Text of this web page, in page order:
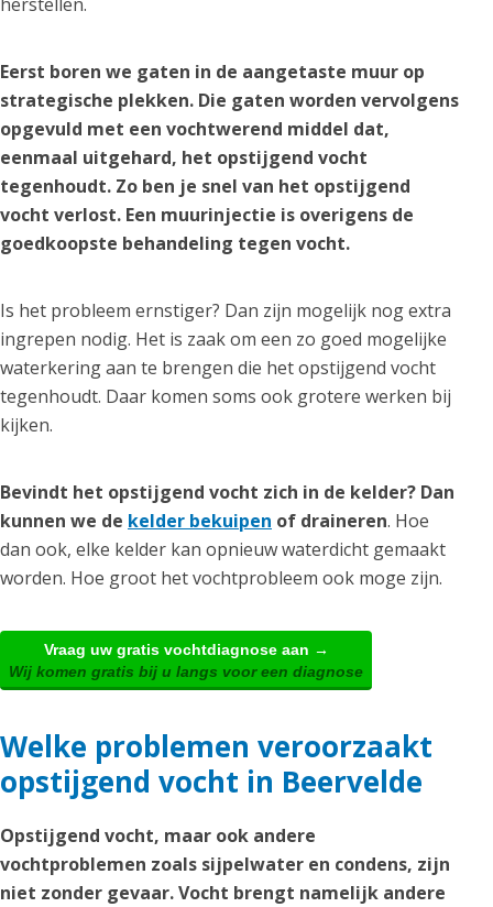
Eerst boren we gaten in de aangetaste muur op
strategische plekken. Die gaten worden vervolgens
opgevuld met een vochtwerend middel dat,
eenmaal uitgehard, het opstijgend vocht
tegenhoudt. Zo ben je snel van het opstijgend
vocht verlost. Een muurinjectie is overigens de
goedkoopste behandeling tegen vocht.
Is het probleem ernstiger? Dan zijn mogelijk nog extra
ingrepen nodig. Het is zaak om een zo goed mogelijke
waterkering aan te brengen die het opstijgend vocht
tegenhoudt. Daar komen soms ook grotere werken bij
kijken.
Bevindt het opstijgend vocht zich in de kelder? Dan
kunnen we de kelder bekuipen of draineren. Hoe
dan ook, elke kelder kan opnieuw waterdicht gemaakt
worden. Hoe groot het vochtprobleem ook moge zijn.
Vraag uw gratis vochtdiagnose aan →
Wij komen gratis bij u langs voor een diagnose
Welke problemen veroorzaakt
opstijgend vocht in Beervelde
Opstijgend vocht, maar ook andere
vochtproblemen zoals sijpelwater en condens, zijn
niet zonder gevaar. Vocht brengt namelijk andere